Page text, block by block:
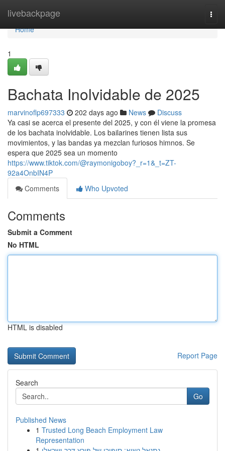
livebackpage
Home
Home
1
Bachata Inolvidable de 2025
marvinoflp697333 202 days ago News
Discuss
Ya casi se acerca el presente del 2025, y con él viene la promesa
de los bachata inolvidable. Los bailarines tienen lista sus
movimientos, y las bandas ya mezclan furiosos himnos. Se
espera que 2025 sea un momento
https://www.tiktok.com/@raymonigoboy?_r=1&_t=ZT-
92a4OnbIN4P
Comments
Who Upvoted
Comments
Submit a Comment
No HTML
HTML is disabled
Report Page
Search
Go
Published News
1 Trusted Long Beach Employment Law
Representation